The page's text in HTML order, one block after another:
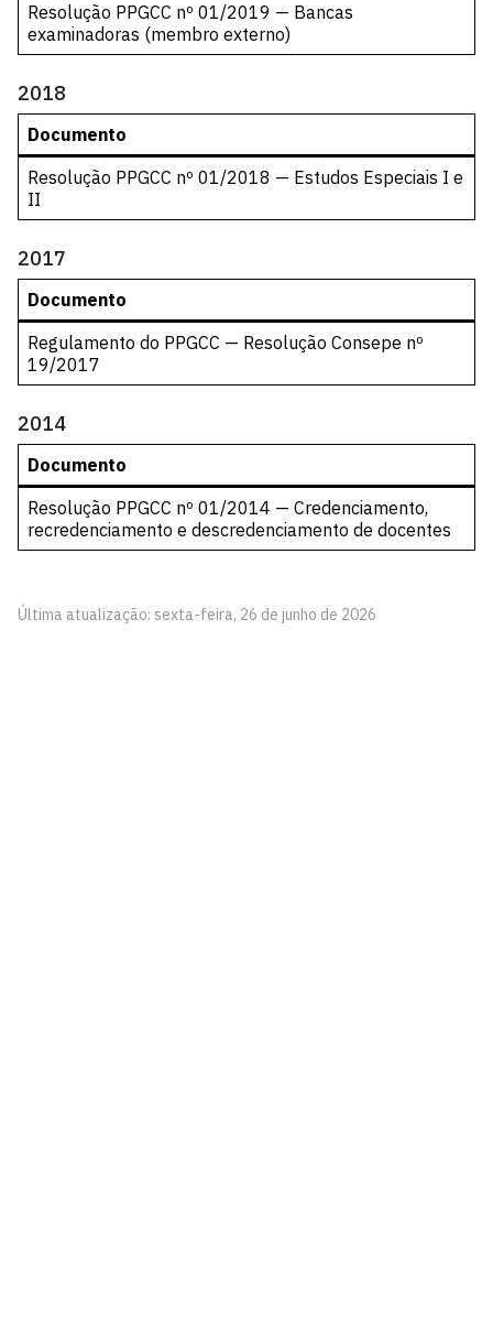
Resolução PPGCC nº 01/2019 — Bancas
examinadoras (membro externo)
2018
Documento
Resolução PPGCC nº 01/2018 — Estudos Especiais I e
II
2017
Documento
Regulamento do PPGCC — Resolução Consepe nº
19/2017
2014
Documento
Resolução PPGCC nº 01/2014 — Credenciamento,
recredenciamento e descredenciamento de docentes
Última atualização: sexta-feira, 26 de junho de 2026